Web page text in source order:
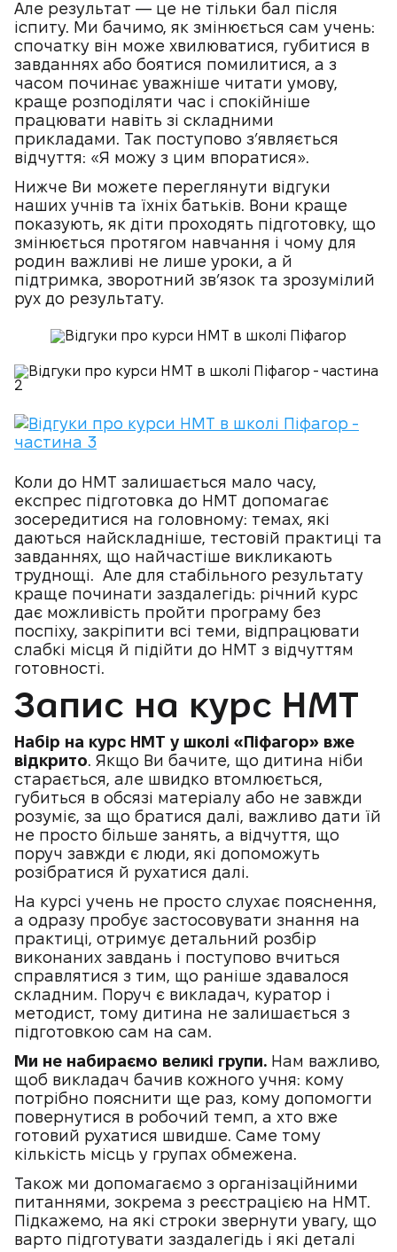
Але результат — це не тільки бал після
іспиту. Ми бачимо, як змінюється сам учень:
спочатку він може хвилюватися, губитися в
завданнях або боятися помилитися, а з
часом починає уважніше читати умову,
краще розподіляти час і спокійніше
працювати навіть зі складними
прикладами. Так поступово з’являється
відчуття: «Я можу з цим впоратися».
Нижче Ви можете переглянути відгуки
наших учнів та їхніх батьків. Вони краще
показують, як діти проходять підготовку, що
змінюється протягом навчання і чому для
родин важливі не лише уроки, а й
підтримка, зворотний зв’язок та зрозумілий
рух до результату.
Коли до НМТ залишається мало часу,
експрес підготовка до НМТ допомагає
зосередитися на головному: темах, які
даються найскладніше, тестовій практиці та
завданнях, що найчастіше викликають
труднощі. Але для стабільного результату
краще починати заздалегідь: річний курс
дає можливість пройти програму без
поспіху, закріпити всі теми, відпрацювати
слабкі місця й підійти до НМТ з відчуттям
готовності.
Запис на курс НМТ
Набір на курс НМТ у школі «Піфагор» вже
відкрито. Якщо Ви бачите, що дитина ніби
старається, але швидко втомлюється,
губиться в обсязі матеріалу або не завжди
розуміє, за що братися далі, важливо дати їй
не просто більше занять, а відчуття, що
поруч завжди є люди, які допоможуть
розібратися й рухатися далі.
На курсі учень не просто слухає пояснення,
а одразу пробує застосовувати знання на
практиці, отримує детальний розбір
виконаних завдань і поступово вчиться
справлятися з тим, що раніше здавалося
складним. Поруч є викладач, куратор і
методист, тому дитина не залишається з
підготовкою сам на сам.
Ми не набираємо великі групи. Нам важливо,
щоб викладач бачив кожного учня: кому
потрібно пояснити ще раз, кому допомогти
повернутися в робочий темп, а хто вже
готовий рухатися швидше. Саме тому
кількість місць у групах обмежена.
Також ми допомагаємо з організаційними
питаннями, зокрема з реєстрацією на НМТ.
Підкажемо, на які строки звернути увагу, що
варто підготувати заздалегідь і які деталі